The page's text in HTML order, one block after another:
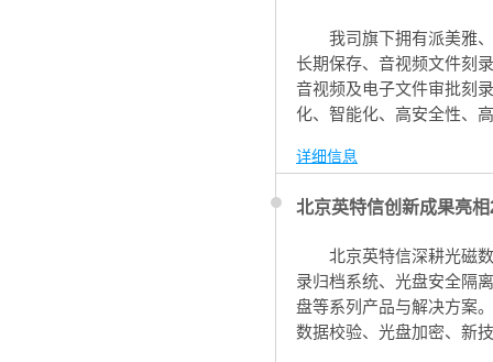
我司旗下拥有派美雅
长期保存、音视频文件刻
音视频及电子文件审批刻
化、智能化、高安全性、
现全流程安全管控及审计。
详细信息
北京英特信创新成果亮
北京英特信深耕光磁
录归档系统、光盘安全隔
盘等系列产品与解决方案
数据校验、光盘加密、新